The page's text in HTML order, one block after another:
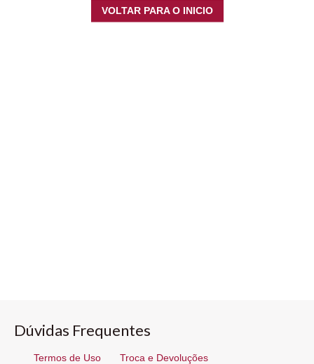
VOLTAR PARA O INICIO
Dúvidas Frequentes
Termos de Uso Troca e Devoluções